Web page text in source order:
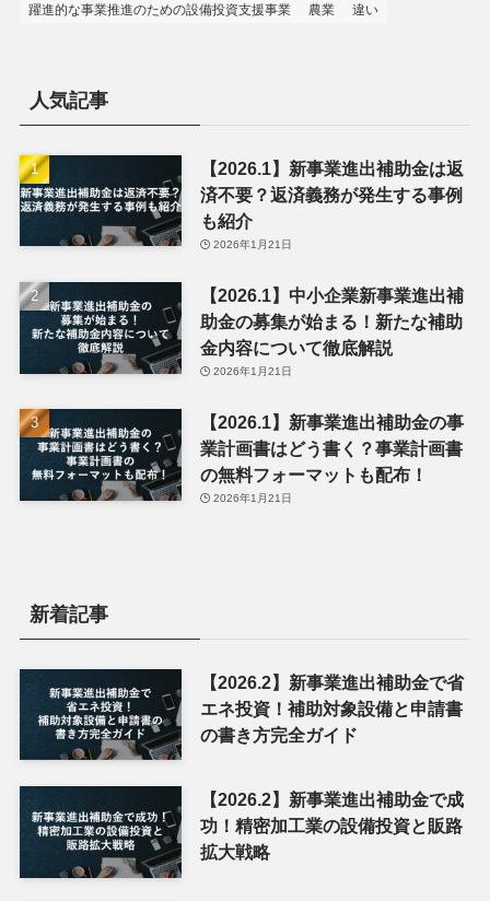
躍進的な事業推進のための設備投資支援事業
農業 違い
人気記事
【2026.1】新事業進出補助金は返
済不要？返済義務が発生する事例
も紹介
2026年1月21日
【2026.1】中小企業新事業進出補
助金の募集が始まる！新たな補助
金内容について徹底解説
2026年1月21日
【2026.1】新事業進出補助金の事
業計画書はどう書く？事業計画書
の無料フォーマットも配布！
2026年1月21日
新着記事
【2026.2】新事業進出補助金で省
エネ投資！補助対象設備と申請書
の書き方完全ガイド
【2026.2】新事業進出補助金で成
功！精密加工業の設備投資と販路
拡大戦略